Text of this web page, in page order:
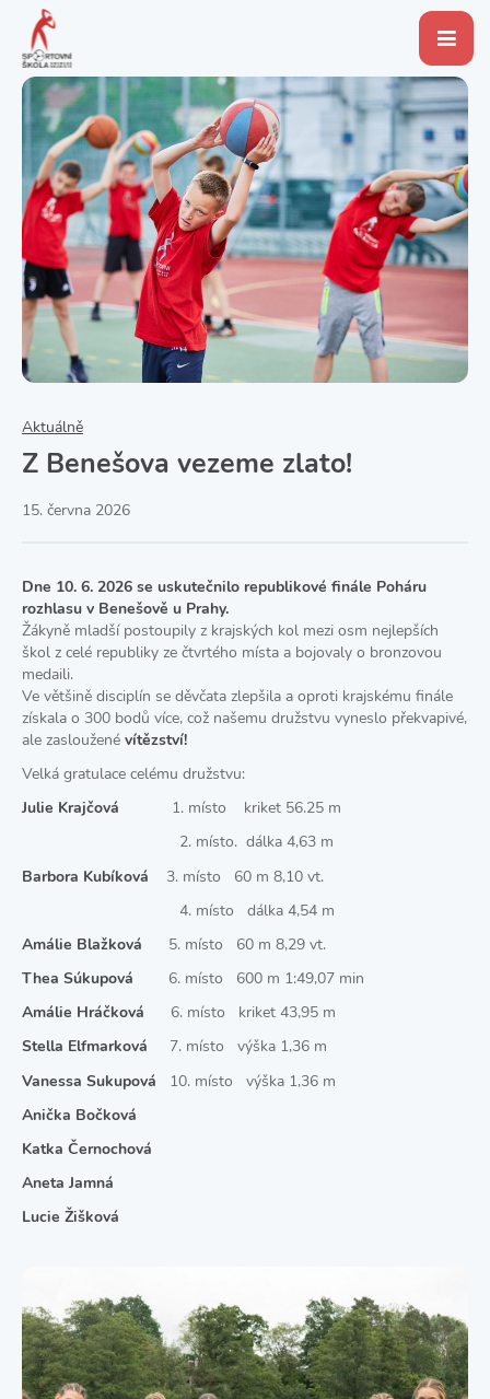
Aktuálně
Z Benešova vezeme zlato!
15. června 2026
Dne 10. 6. 2026 se uskutečnilo republikové finále Poháru
rozhlasu v Benešově u Prahy.
Žákyně mladší postoupily z krajských kol mezi osm nejlepších
škol z celé republiky ze čtvrtého místa a bojovaly o bronzovou
medaili.
Ve většině disciplín se děvčata zlepšila a oproti krajskému finále
získala o 300 bodů více, což našemu družstvu vyneslo překvapivé,
ale zasloužené vítězství!
Velká gratulace celému družstvu:
Julie Krajčová 1. místo kriket 56.25 m
2. místo. dálka 4,63 m
Barbora Kubíková 3. místo 60 m 8,10 vt.
4. místo dálka 4,54 m
Amálie Blažková
5. místo 60 m 8,29 vt.
Thea Súkupová 6. místo 600 m 1:49,07 min
Amálie Hráčková 6. místo kriket 43,95 m
Stella Elfmarková
7. místo výška 1,36 m
Vanessa Sukupová 10. místo výška 1,36 m
Anička Bočková
Katka Černochová
Aneta Jamná
Lucie Žišková